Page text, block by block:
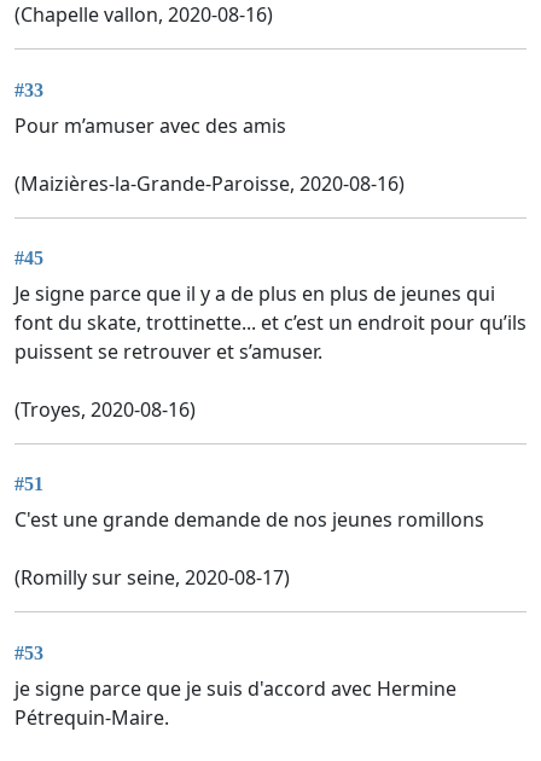
(Chapelle vallon, 2020-08-16)
#33
Pour m’amuser avec des amis
(Maizières-la-Grande-Paroisse, 2020-08-16)
#45
Je signe parce que il y a de plus en plus de jeunes qui
font du skate, trottinette... et c’est un endroit pour qu’ils
puissent se retrouver et s’amuser.
(Troyes, 2020-08-16)
#51
C'est une grande demande de nos jeunes romillons
(Romilly sur seine, 2020-08-17)
#53
je signe parce que je suis d'accord avec Hermine
Pétrequin-Maire.